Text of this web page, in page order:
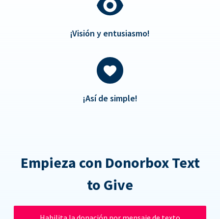
¡Visión y entusiasmo!
¡Así de simple!
Empieza con Donorbox Text
to Give